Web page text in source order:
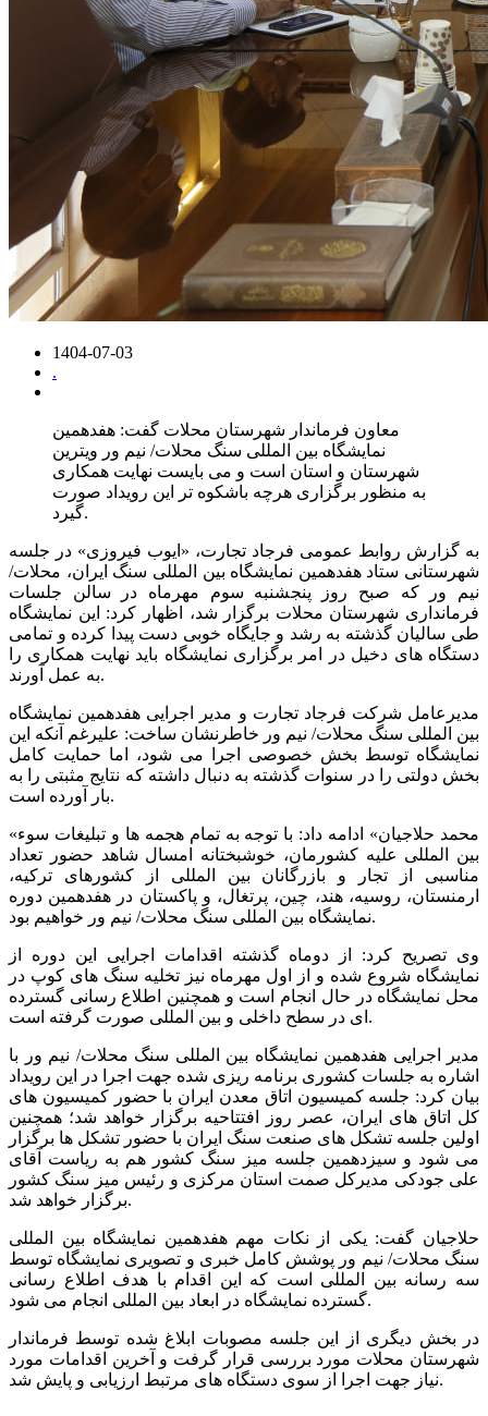
1404-07-03
.
معاون فرماندار شهرستان محلات گفت: هفدهمین
نمایشگاه بین المللی سنگ محلات/ نیم ور ویترین
شهرستان و استان است و می بایست نهایت همکاری
به منظور برگزاری هرچه باشکوه تر این رویداد صورت
گیرد.
به گزارش روابط عمومی فرجاد تجارت، «ایوب فیروزی» در جلسه
شهرستانی ستاد هفدهمین نمایشگاه بین المللی سنگ ایران، محلات/
نیم ور که صبح روز پنجشنبه سوم مهرماه در سالن جلسات
فرمانداری شهرستان محلات برگزار شد، اظهار کرد: این نمایشگاه
طی سالیان گذشته به رشد و جایگاه خوبی دست پیدا کرده و تمامی
دستگاه های دخیل در امر برگزاری نمایشگاه باید نهایت همکاری را
به عمل آورند.
مدیرعامل شرکت فرجاد تجارت و مدیر اجرایی هفدهمین نمایشگاه
بین المللی سنگ محلات/ نیم ور خاطرنشان ساخت: علیرغم آنکه این
نمایشگاه توسط بخش خصوصی اجرا می شود، اما حمایت کامل
بخش دولتی را در سنوات گذشته به دنبال داشته که نتایج مثبتی را به
بار آورده است.
«محمد حلاجیان» ادامه داد: با توجه به تمام هجمه ها و تبلیغات سوء
بین المللی علیه کشورمان، خوشبختانه امسال شاهد حضور تعداد
مناسبی از تجار و بازرگانان بین المللی از کشورهای ترکیه،
ارمنستان، روسیه، هند، چین، پرتغال، و پاکستان در هفدهمین دوره
نمایشگاه بین المللی سنگ محلات/ نیم ور خواهیم بود.
وی تصریح کرد: از دوماه گذشته اقدامات اجرایی این دوره از
نمایشگاه شروع شده و از اول مهرماه نیز تخلیه سنگ های کوپ در
محل نمایشگاه در حال انجام است و همچنین اطلاع رسانی گسترده
ای در سطح داخلی و بین المللی صورت گرفته است.
مدیر اجرایی هفدهمین نمایشگاه بین المللی سنگ محلات/ نیم ور با
اشاره به جلسات کشوری برنامه ریزی شده جهت اجرا در این رویداد
بیان کرد: جلسه کمیسیون اتاق معدن ایران با حضور کمیسیون های
کل اتاق های ایران، عصر روز افتتاحیه برگزار خواهد شد؛ همچنین
اولین جلسه تشکل های صنعت سنگ ایران با حضور تشکل ها برگزار
می شود و سیزدهمین جلسه میز سنگ کشور هم به ریاست آقای
علی جودکی مدیرکل صمت استان مرکزی و رئیس میز سنگ کشور
برگزار خواهد شد.
حلاجیان گفت: یکی از نکات مهم هفدهمین نمایشگاه بین المللی
سنگ محلات/ نیم ور پوشش کامل خبری و تصویری نمایشگاه توسط
سه رسانه بین المللی است که این اقدام با هدف اطلاع رسانی
گسترده نمایشگاه در ابعاد بین المللی انجام می شود.
در بخش دیگری از این جلسه مصوبات ابلاغ شده توسط فرماندار
شهرستان محلات مورد بررسی قرار گرفت و آخرین اقدامات مورد
نیاز جهت اجرا از سوی دستگاه های مرتبط ارزیابی و پایش شد.